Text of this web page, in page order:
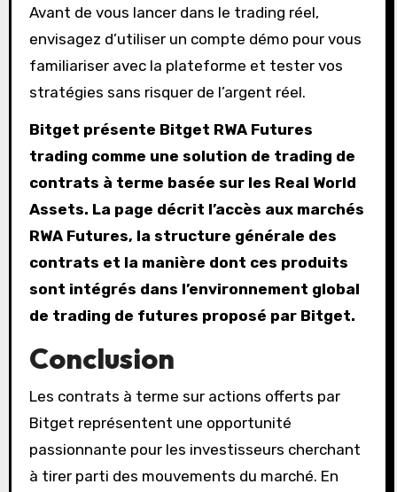
Avant de vous lancer dans le trading réel,
envisagez d’utiliser un compte démo pour vous
familiariser avec la plateforme et tester vos
stratégies sans risquer de l’argent réel.
Bitget présente Bitget RWA Futures
trading comme une solution de trading de
contrats à terme basée sur les Real World
Assets. La page décrit l’accès aux marchés
RWA Futures, la structure générale des
contrats et la manière dont ces produits
sont intégrés dans l’environnement global
de trading de futures proposé par Bitget.
Conclusion
Les contrats à terme sur actions offerts par
Bitget représentent une opportunité
passionnante pour les investisseurs cherchant
à tirer parti des mouvements du marché. En